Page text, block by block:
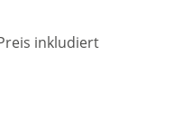
inkludiert